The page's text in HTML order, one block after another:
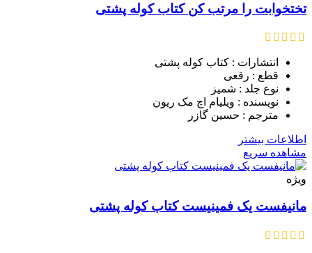
تختخوابت را مرتب کن کتاب کوله پشتی
انتشارات : کتاب کوله پشتی
قطع : رقعی
نوع جلد : شمیز
نویسنده : ویلیام اچ مک ریون
مترجم : حسین گازر
اطلاعات بیشتر
مشاهده سریع
ویژه
مانیفست یک فمینیست کتاب کوله پشتی